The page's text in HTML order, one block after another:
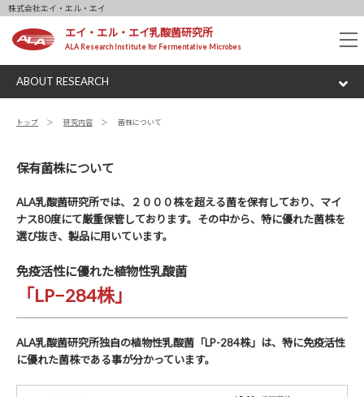
株式会社エイ・エル・エイ
エイ・エル・エイ乳酸菌研究所
ALA Research Institute for Fermentative Microbes
ABOUT RESEARCH
トップ 研究内容 菌株について
保有菌株について
ALA乳酸菌研究所では、２０００株を超える菌を保有しており、マイ
ナス80度にて厳重保管しております。その中から、特に優れた菌株を
選び抜き、製品に用いています。
免疫活性に優れた植物性乳酸菌
「LP−284株」
ALA乳酸菌研究所独自の植物性乳酸菌「LP-284株」は、特に免疫活性
に優れた菌株である事が分かっています。